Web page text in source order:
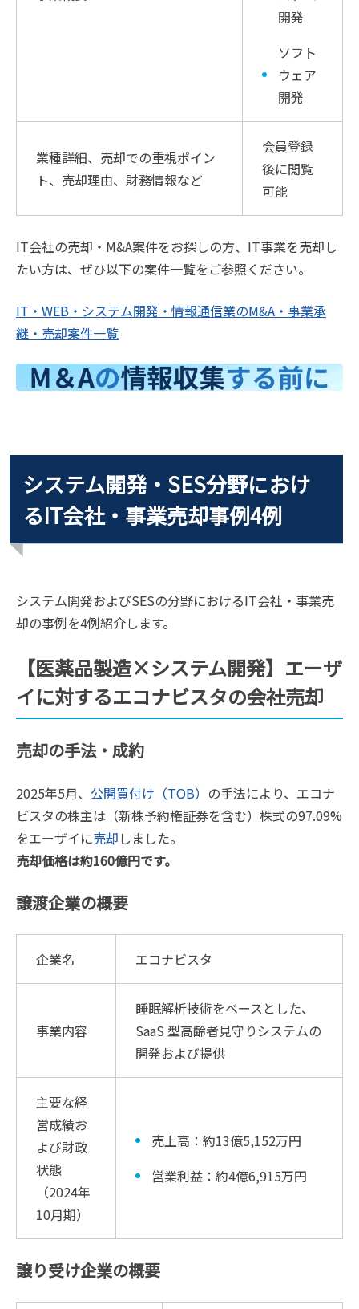
開発
ソフト
ウェア
開発
業種詳細、売却での重視ポイン
ト、売却理由、財務情報など
会員登録
後に閲覧
可能
IT会社の売却・M&A案件をお探しの方、IT事業を売却し
たい方は、ぜひ以下の案件一覧をご参照ください。
IT・WEB・システム開発・情報通信業のM&A・事業承
継・売却案件一覧
システム開発・SES分野におけ
るIT会社・事業売却事例4例
システム開発およびSESの分野におけるIT会社・事業売
却の事例を4例紹介します。
【医薬品製造×システム開発】エーザ
イに対するエコナビスタの会社売却
売却の手法・成約
2025年5月、 公開買付け（TOB） の手法により、エコナ
ビスタの株主は（新株予約権証券を含む）株式の97.09%
をエーザイに売却しました。
売却価格は約160億円です。
譲渡企業の概要
企業名 エコナビスタ
事業内容
睡眠解析技術をベースとした、
SaaS 型高齢者見守りシステムの
開発および提供
主要な経
営成績お
よび財政
状態
（2024年
10月期）
売上高：約13億5,152万円
営業利益：約4億6,915万円
譲り受け企業の概要